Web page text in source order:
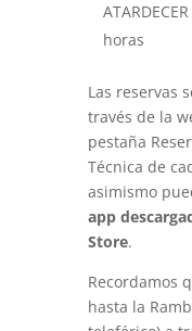
horas
Las reservas
través de la
pestaña
Técnica de
asimismo
app
Store.
Recordamos
hasta la